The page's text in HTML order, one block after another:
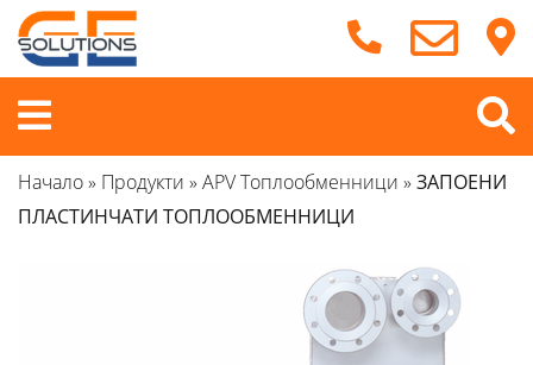
Продължете
към
съдържанието
Меню
Начало» Продукти » APV Топлообменници » ЗАПОЕНИ
ПЛАСТИНЧАТИ ТОПЛООБМЕННИЦИ